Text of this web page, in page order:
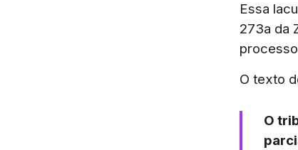
Essa
273a da
O texto
O